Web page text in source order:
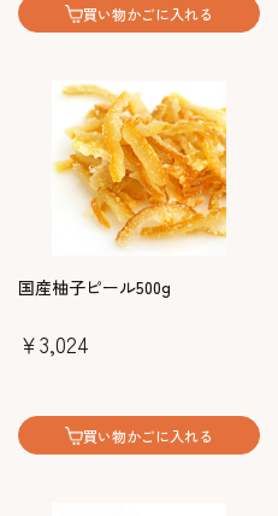
買い物かごに入れる
国産柚子ピール500g
￥3,024
買い物かごに入れる